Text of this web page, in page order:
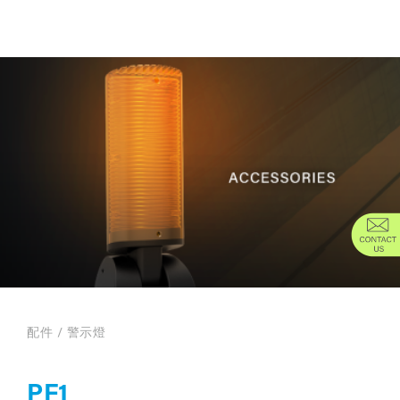
配件 / 警示燈